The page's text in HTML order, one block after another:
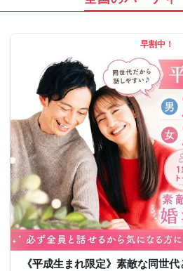
早割中！
《平成生まれ限定》素敵な同世